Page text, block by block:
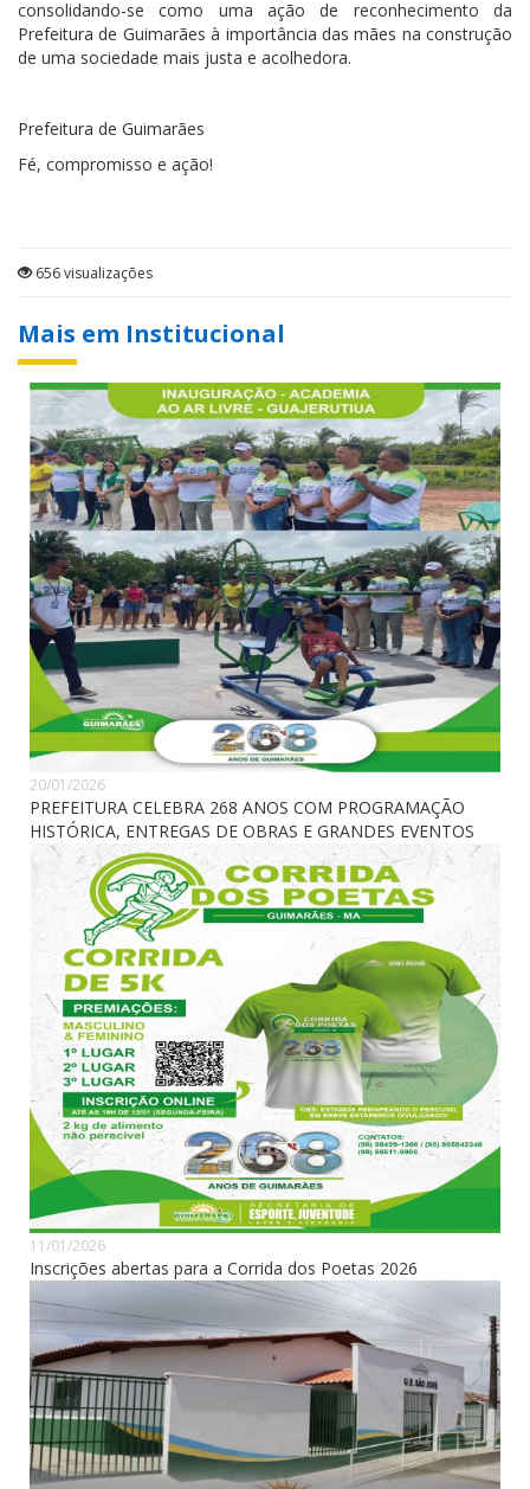
consolidando-se como uma ação de reconhecimento da
Prefeitura de Guimarães à importância das mães na construção
de uma sociedade mais justa e acolhedora.
Prefeitura de Guimarães
Fé, compromisso e ação!
656 visualizações
Mais em Institucional
20/01/2026
PREFEITURA CELEBRA 268 ANOS COM PROGRAMAÇÃO
HISTÓRICA, ENTREGAS DE OBRAS E GRANDES EVENTOS
11/01/2026
Inscrições abertas para a Corrida dos Poetas 2026